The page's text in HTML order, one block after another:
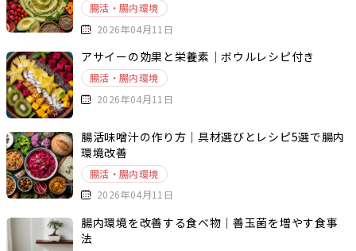
腸活・腸内環境
2026年04月11日
アサイーの効果と栄養素｜ボウルレシピ付き
腸活・腸内環境
2026年04月11日
腸活味噌汁の作り方｜具材選びとレシピ5選で腸内
環境改善
腸活・腸内環境
2026年04月11日
腸内環境を改善する食べ物｜善玉菌を増やす食事
法